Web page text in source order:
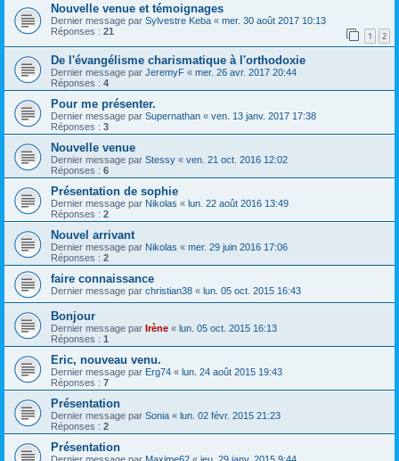
Nouvelle venue et témoignages
Dernier message par Sylvestre Keba « mer. 30 août 2017 10:13
Réponses : 21 1 2
De l'évangélisme charismatique à l'orthodoxie
Dernier message par JeremyF « mer. 26 avr. 2017 20:44
Réponses : 4
Pour me présenter.
Dernier message par Supernathan « ven. 13 janv. 2017 17:38
Réponses : 3
Nouvelle venue
Dernier message par Stessy « ven. 21 oct. 2016 12:02
Réponses : 6
Présentation de sophie
Dernier message par Nikolas « lun. 22 août 2016 13:49
Réponses : 2
Nouvel arrivant
Dernier message par Nikolas « mer. 29 juin 2016 17:06
Réponses : 2
faire connaissance
Dernier message par christian38 « lun. 05 oct. 2015 16:43
Bonjour
Dernier message par Irène « lun. 05 oct. 2015 16:13
Réponses : 1
Eric, nouveau venu.
Dernier message par Erg74 « lun. 24 août 2015 19:43
Réponses : 7
Présentation
Dernier message par Sonia « lun. 02 févr. 2015 21:23
Réponses : 2
Présentation